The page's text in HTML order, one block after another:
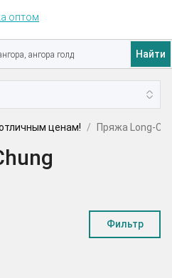
Найти
ценам! Пряжа Long-
Фильтр